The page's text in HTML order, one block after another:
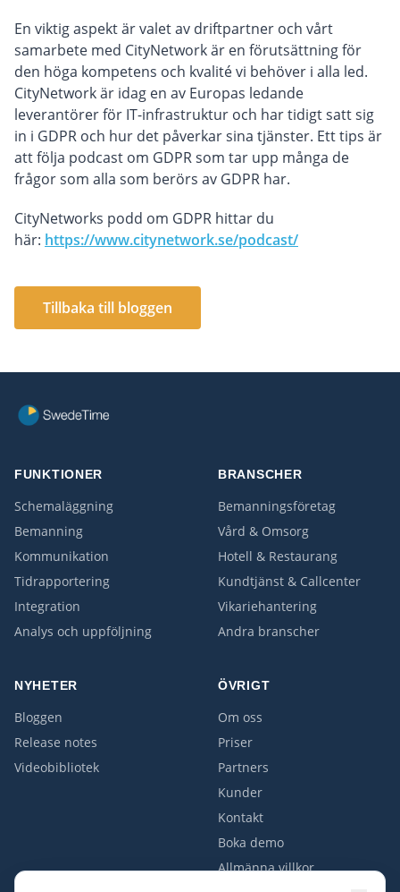
En viktig aspekt är valet av driftpartner och vårt
samarbete med CityNetwork är en förutsättning för
den höga kompetens och kvalité vi behöver i alla led.
CityNetwork är idag en av Europas ledande
leverantörer för IT-infrastruktur och har tidigt satt sig
in i GDPR och hur det påverkar sina tjänster. Ett tips är
att följa podcast om GDPR som tar upp många de
frågor som alla som berörs av GDPR har.
CityNetworks podd om GDPR hittar du
här: https://www.citynetwork.se/podcast/
Tillbaka till bloggen
FUNKTIONER
Schemaläggning
Bemanning
Kommunikation
Tidrapportering
Integration
Analys och uppföljning
BRANSCHER
Bemanningsföretag
Vård & Omsorg
Hotell & Restaurang
Kundtjänst & Callcenter
Vikariehantering
Andra branscher
NYHETER
Bloggen
Release notes
Videobibliotek
ÖVRIGT
Om oss
Priser
Partners
Kunder
Kontakt
Boka demo
Allmänna villkor